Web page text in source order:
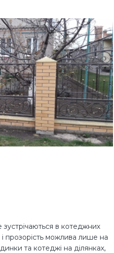
зустрічаються в котеджних
прозорість можлива лише на
та котеджі на ділянках,